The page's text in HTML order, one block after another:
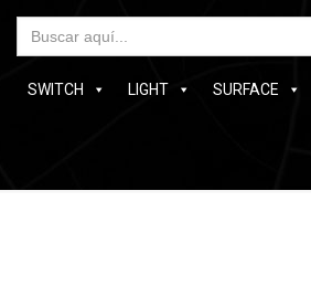
Buscar:
SWITCH LIGHT SURFACE